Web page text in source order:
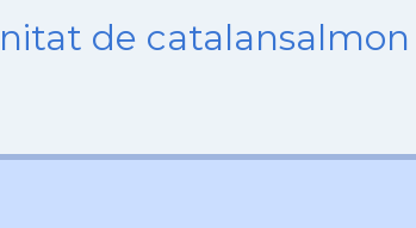
de catalansalmon